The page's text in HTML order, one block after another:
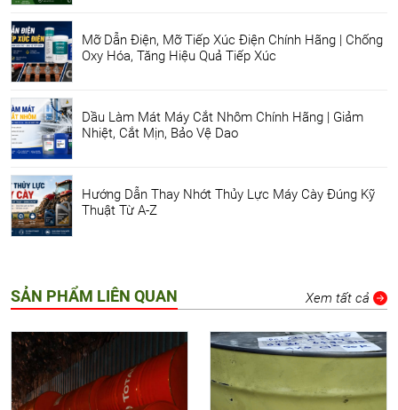
Mỡ Dẫn Điện, Mỡ Tiếp Xúc Điện Chính Hãng | Chống
Oxy Hóa, Tăng Hiệu Quả Tiếp Xúc
Dầu Làm Mát Máy Cắt Nhôm Chính Hãng | Giảm
Nhiệt, Cắt Mịn, Bảo Vệ Dao
Hướng Dẫn Thay Nhớt Thủy Lực Máy Cày Đúng Kỹ
Thuật Từ A-Z
SẢN PHẨM LIÊN QUAN Xem tất cả